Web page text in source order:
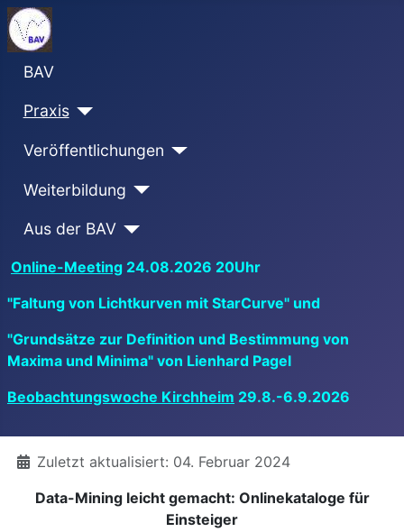
BAV
Praxis
Veröffentlichungen
Weiterbildung
Aus der BAV
Online-Meeting 24.08.2026 20Uhr
"Faltung von Lichtkurven mit StarCurve" und
"Grundsätze zur Definition und Bestimmung von
Maxima und Minima" von Lienhard Pagel
Beobachtungswoche Kirchheim 29.8.-6.9.2026
DetailsZuletzt aktualisiert: 04. Februar 2024
Data-Mining leicht gemacht: Onlinekataloge für
Einsteiger